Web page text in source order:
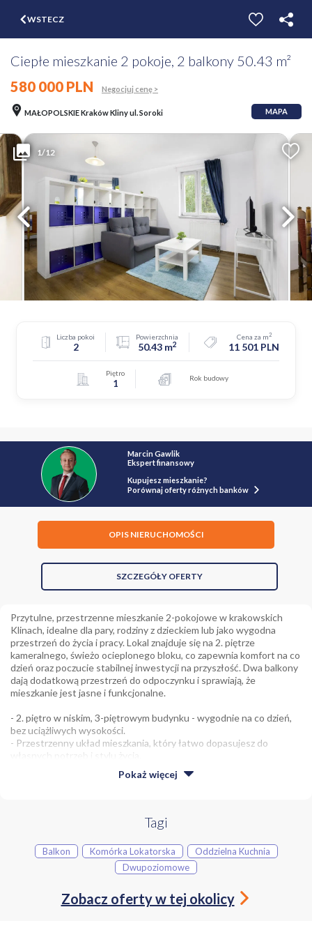
WSTECZ
Ciepłe mieszkanie 2 pokoje, 2 balkony 50.43 m²
580 000 PLN
Negocjuj cenę >
MAŁOPOLSKIE Kraków Kliny ul. Soroki MAPA
1/12
Liczba pokoi
2
Powierzchnia
50.43 m2
Cena za m2
11 501 PLN
Piętro
1 Rok budowy
Marcin Gawlik
Ekspert finansowy
Kupujesz mieszkanie?
Porównaj oferty różnych banków
OPIS NIERUCHOMOŚCI
SZCZEGÓŁY OFERTY
Przytulne, przestrzenne mieszkanie 2-pokojowe w krakowskich
Klinach, idealne dla pary, rodziny z dzieckiem lub jako wygodna
przestrzeń do życia i pracy. Lokal znajduje się na 2. piętrze
kameralnego, świeżo ocieplonego bloku, co zapewnia komfort na co
dzień oraz poczucie stabilnej inwestycji na przyszłość. Dwa balkony
dają dodatkową przestrzeń do odpoczynku i sprawiają, że
mieszkanie jest jasne i funkcjonalne.
- 2. piętro w niskim, 3-piętrowym budynku - wygodnie na co dzień,
bez uciążliwych wysokości.
- Przestrzenny układ mieszkania, który łatwo dopasujesz do
własnych potrzeb i stylu życia.
- Możliwość wydzielenia dodatkowego pokoju i stworzenia
komfortowego mieszkania 3-pokojowego.
- Świeżo ocieplony i wyremontowany blok, w idealnym stanie
- Atrakcyjna lokalizacja w spokojnej części Krakowa - dzielnicy Kliny.
Mieszkanie ma przestrzenny, przemyślany układ, który daje duże
większy pokój można w prosty sposób podzielić na dwa mniejsze.
Dzięki temu zyskasz funkcjonalny układ 3-pokojowy, idealny dla
Pokaż więcej
Tagi
Balkon Komórka Lokatorska
Oddzielna Kuchnia
Dwupoziomowe
Zobacz oferty w tej okolicy